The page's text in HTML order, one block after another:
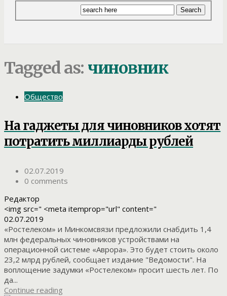
Tagged as: чиновник
Общество
На гаджеты для чиновников хотят
потратить миллиарды рублей
02.07.2019
0 comments
Редактор
<img src=" <meta itemprop="url" content="
02.07.2019
«Ростелеком» и Минкомсвязи предложили снабдить 1,4
млн федеральных чиновников устройствами на
операционной системе «Аврора». Это будет стоить около
23,2 млрд рублей, сообщает издание "Ведомости". На
воплощение задумки «Ростелеком» просит шесть лет. По
да...
Continue reading